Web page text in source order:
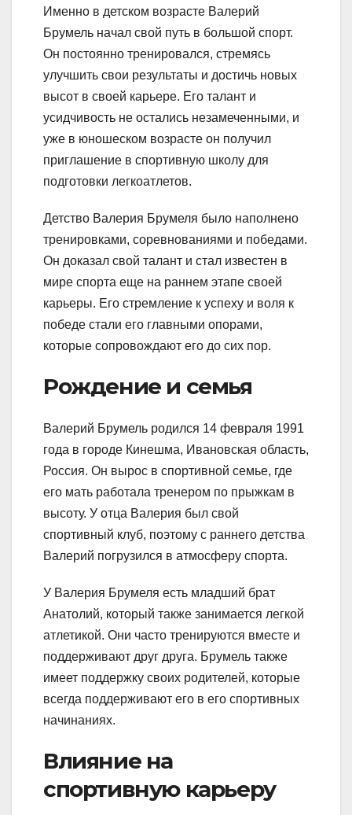
Именно в детском возрасте Валерий
Брумель начал свой путь в большой спорт.
Он постоянно тренировался, стремясь
улучшить свои результаты и достичь новых
высот в своей карьере. Его талант и
усидчивость не остались незамеченными, и
уже в юношеском возрасте он получил
приглашение в спортивную школу для
подготовки легкоатлетов.
Детство Валерия Брумеля было наполнено
тренировками, соревнованиями и победами.
Он доказал свой талант и стал известен в
мире спорта еще на раннем этапе своей
карьеры. Его стремление к успеху и воля к
победе стали его главными опорами,
которые сопровождают его до сих пор.
Рождение и семья
Валерий Брумель родился 14 февраля 1991
года в городе Кинешма, Ивановская область,
Россия. Он вырос в спортивной семье, где
его мать работала тренером по прыжкам в
высоту. У отца Валерия был свой
спортивный клуб, поэтому с раннего детства
Валерий погрузился в атмосферу спорта.
У Валерия Брумеля есть младший брат
Анатолий, который также занимается легкой
атлетикой. Они часто тренируются вместе и
поддерживают друг друга. Брумель также
имеет поддержку своих родителей, которые
всегда поддерживают его в его спортивных
начинаниях.
Влияние на
спортивную карьеру